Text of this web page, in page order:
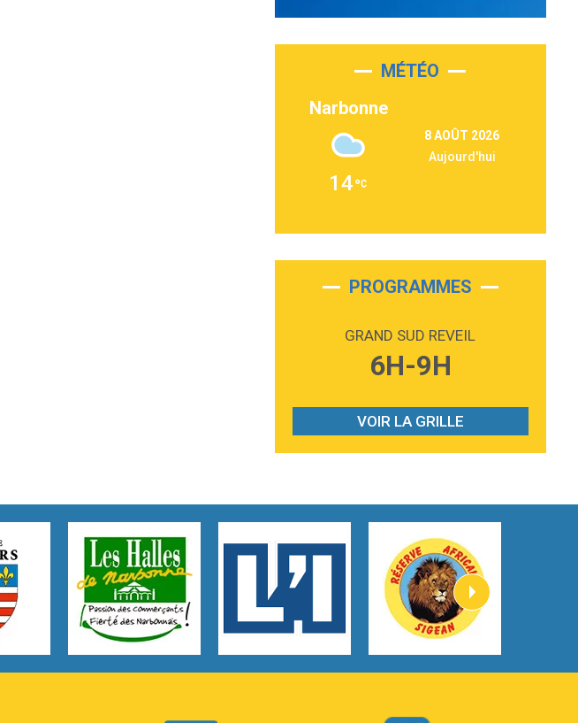
Luke Combs
Second Chance
Martin Garrix & Ed Sheeran
Alex Warren
On My Soul
2:28
Phoebe Bridgers
Gracie Abrams
Heaven On Your Mind
Kygo
Heart On Fire
Hate that i made you love me
Ariana Grande –
MÉTÉO
Narbonne
14
8 AOÛT 2026
Aujourd'hui
PROGRAMMES
GRAND SUD REVEIL
6H-9H
VOIR LA GRILLE